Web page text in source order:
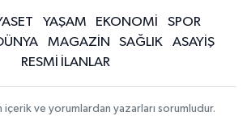
YAŞAM EKONOMİ
SPOR
MAGAZİN SAĞLIK
ASAYİŞ
RESMİ İLANLAR
içerik ve yorumlardan yazarları sorumludur.